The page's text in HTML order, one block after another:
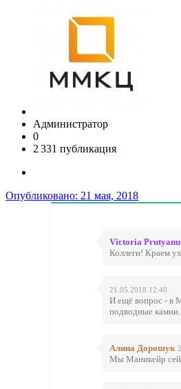
Администратор
0
2 331 публикация
Опубликовано: 21 мая, 2018
Victoria Prutyanu
Коллеги! Краем
21.05.2018 12:40
И ещё вопрос - в
подводные камни.
Алина Дорошук
Мы Маникейр